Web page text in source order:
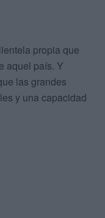
propia que
aquel país. Y
las grandes
y una capacidad